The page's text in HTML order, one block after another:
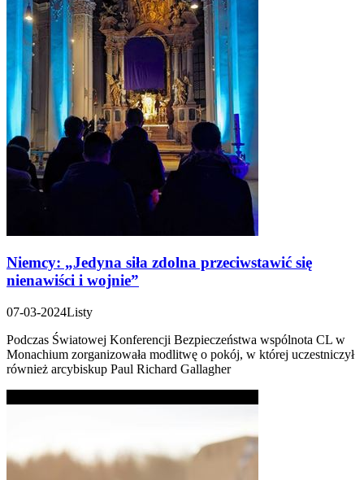
Niemcy: „Jedyna siła zdolna przeciwstawić się
nienawiści i wojnie”
07-03-2024Listy
Podczas Światowej Konferencji Bezpieczeństwa wspólnota CL w
Monachium zorganizowała modlitwę o pokój, w której uczestniczył
również arcybiskup Paul Richard Gallagher